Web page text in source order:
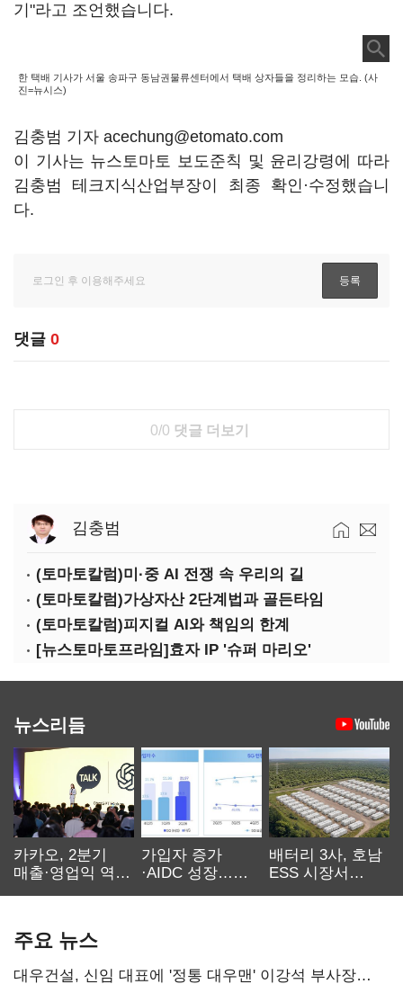
기"라고 조언했습니다.
한 택배 기사가 서울 송파구 동남권물류센터에서 택배 상자들을 정리하는 모습. (사
진=뉴시스)
김충범 기자 acechung@etomato.com
이 기사는 뉴스토마토 보도준칙 및 윤리강령에 따라
김충범 테크지식산업부장이 최종 확인·수정했습니
다.
댓글 0
0/0 댓글 더보기
김충범
(토마토칼럼)미·중 AI 전쟁 속 우리의 길
(토마토칼럼)가상자산 2단계법과 골든타임
(토마토칼럼)피지컬 AI와 책임의 한계
[뉴스토마토프라임]효자 IP '슈퍼 마리오'
뉴스리듬
카카오, 2분기
매출·영업익 역대
가입자 증가
·AIDC 성장…
배터리 3사, 호남
ESS 시장서
주요 뉴스
대우건설, 신임 대표에 '정통 대우맨' 이강석 부사장